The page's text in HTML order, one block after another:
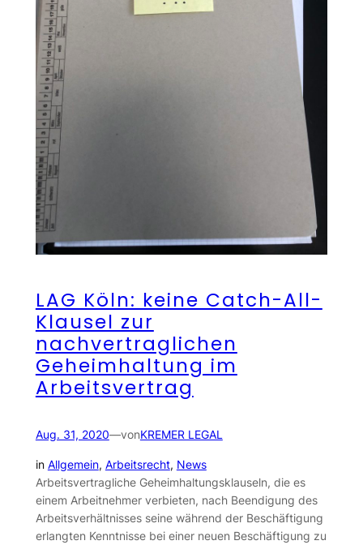
LAG Köln: keine Catch-All-
Klausel zur
nachvertraglichen
Geheimhaltung im
Arbeitsvertrag
Aug. 31, 2020—vonKREMER LEGAL
in Allgemein, Arbeitsrecht, News
Arbeitsvertragliche Geheimhaltungsklauseln, die es
einem Arbeitnehmer verbieten, nach Beendigung des
Arbeitsverhältnisses seine während der Beschäftigung
erlangten Kenntnisse bei einer neuen Beschäftigung zu